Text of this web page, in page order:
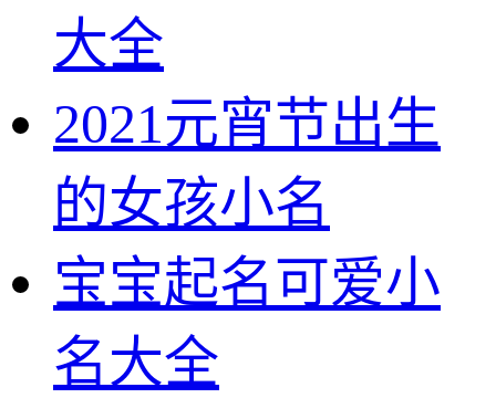
大全
2021元宵节出生
的女孩小名
宝宝起名可爱小
名大全